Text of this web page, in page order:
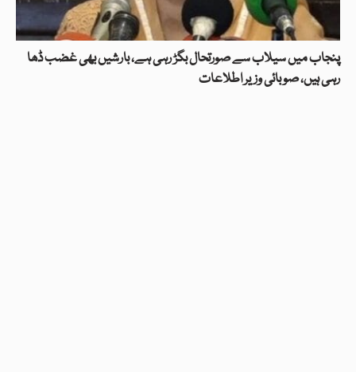
پنجاب میں سیلاب سے صورتحال بگڑ رہی ہے، بارشیں بھی غضب ڈھا
رہی ہیں، صوبائی وزیر اطلاعات